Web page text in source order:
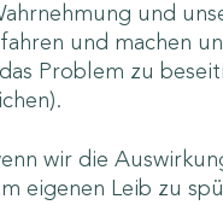
und
und machen
Problem zu
wir die
eigenen Leib zu